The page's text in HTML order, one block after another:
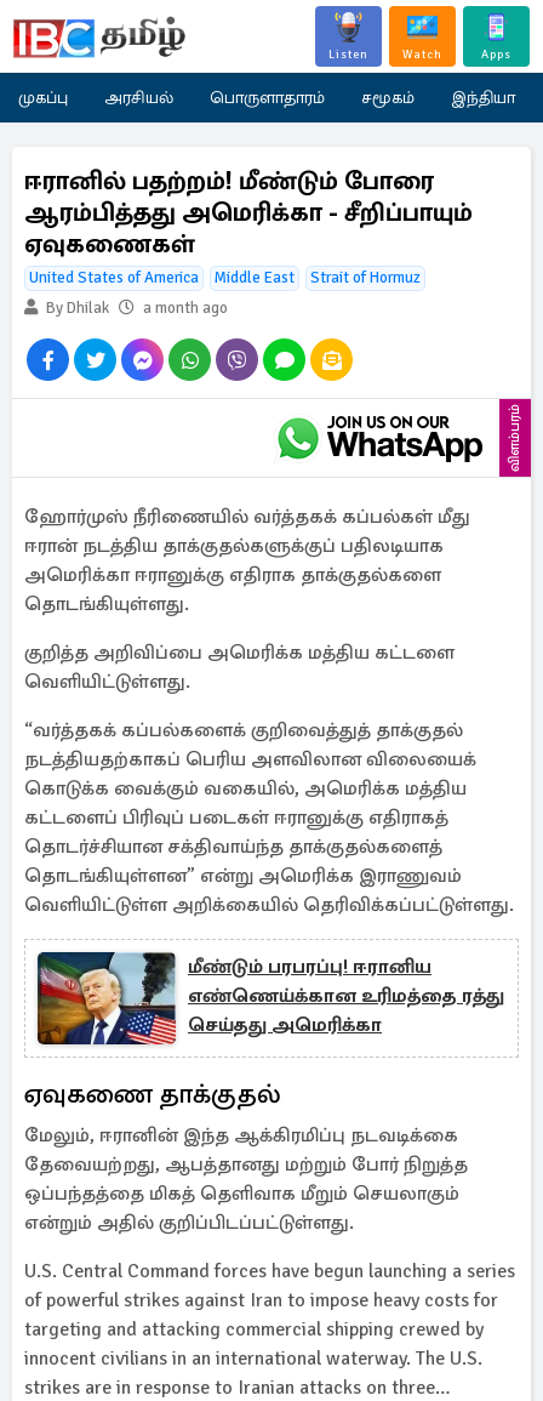
Listen Watch Apps
முகப்பு அரசியல் பொருளாதாரம் சமூகம் இந்தியா
ஈரானில் பதற்றம்! மீண்டும் போரை
ஆரம்பித்தது அமெரிக்கா - சீறிப்பாயும்
ஏவுகணைகள்
United States of America Middle East
Strait of Hormuz
By Dhilak
a month ago
விளம்பரம்
ஹோர்முஸ் நீரிணையில் வர்த்தகக் கப்பல்கள் மீது
ஈரான் நடத்திய தாக்குதல்களுக்குப் பதிலடியாக
அமெரிக்கா ஈரானுக்கு எதிராக தாக்குதல்களை
தொடங்கியுள்ளது.
குறித்த அறிவிப்பை அமெரிக்க மத்திய கட்டளை
வெளியிட்டுள்ளது.
“வர்த்தகக் கப்பல்களைக் குறிவைத்துத் தாக்குதல்
நடத்தியதற்காகப் பெரிய அளவிலான விலையைக்
கொடுக்க வைக்கும் வகையில், அமெரிக்க மத்திய
கட்டளைப் பிரிவுப் படைகள் ஈரானுக்கு எதிராகத்
தொடர்ச்சியான சக்திவாய்ந்த தாக்குதல்களைத்
தொடங்கியுள்ளன” என்று அமெரிக்க இராணுவம்
வெளியிட்டுள்ள அறிக்கையில் தெரிவிக்கப்பட்டுள்ளது.
மீண்டும் பரபரப்பு! ஈரானிய
எண்ணெய்க்கான உரிமத்தை ரத்து
செய்தது அமெரிக்கா
ஏவுகணை தாக்குதல்
மேலும், ஈரானின் இந்த ஆக்கிரமிப்பு நடவடிக்கை
தேவையற்றது, ஆபத்தானது மற்றும் போர் நிறுத்த
ஒப்பந்தத்தை மிகத் தெளிவாக மீறும் செயலாகும்
என்றும் அதில் குறிப்பிடப்பட்டுள்ளது.
U.S. Central Command forces have begun launching a series
of powerful strikes against Iran to impose heavy costs for
targeting and attacking commercial shipping crewed by
innocent civilians in an international waterway. The U.S.
strikes are in response to Iranian attacks on three…